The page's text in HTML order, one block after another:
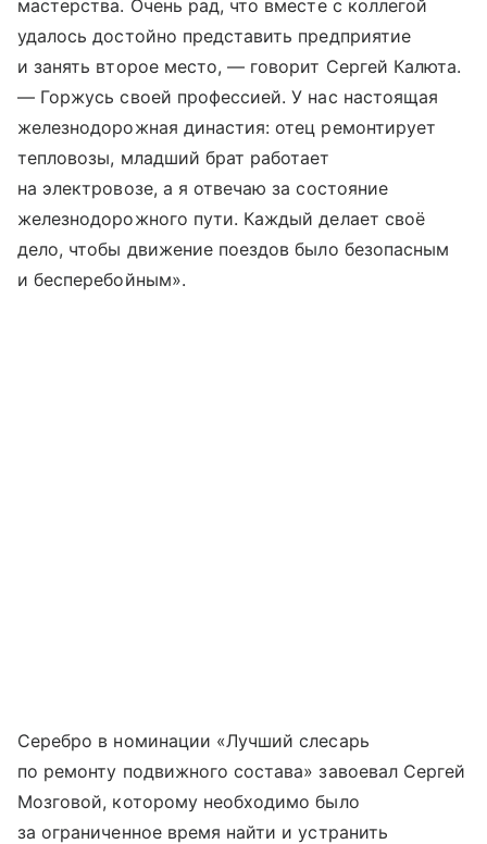
мастерства. Очень рад, что вместе с коллегой
удалось достойно представить предприятие
и занять второе место, — говорит Сергей Калюта.
— Горжусь своей профессией. У нас настоящая
железнодорожная династия: отец ремонтирует
тепловозы, младший брат работает
на электровозе, а я отвечаю за состояние
железнодорожного пути. Каждый делает своё
дело, чтобы движение поездов было безопасным
и бесперебойным».
Серебро в номинации «Лучший слесарь
по ремонту подвижного состава» завоевал Сергей
Мозговой, которому необходимо было
за ограниченное время найти и устранить